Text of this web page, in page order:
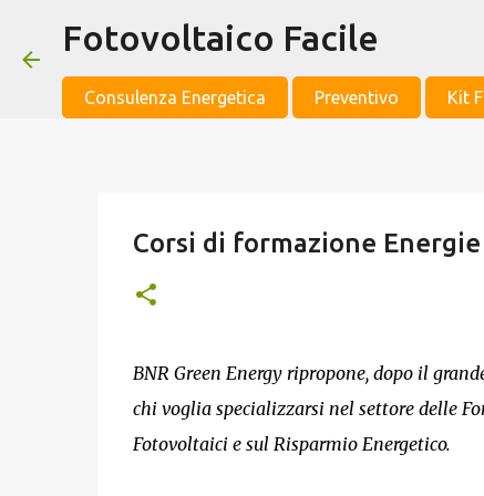
Fotovoltaico Facile
Consulenza Energetica Preventivo Kit
Corsi di formazione
BNR Green Energy ripropone, dopo il
chi voglia specializzarsi nel settore delle
Fotovoltaici e sul Risparmio Energetico.